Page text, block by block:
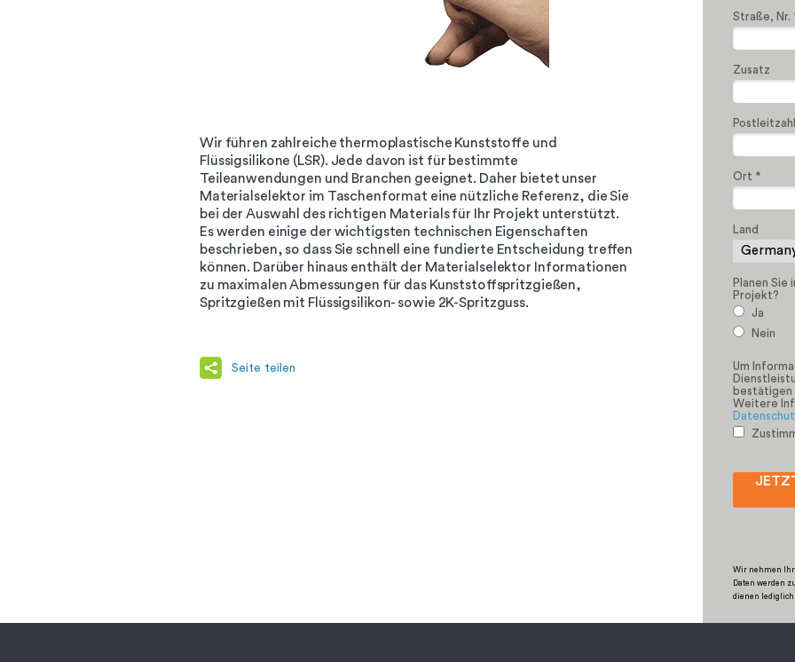
Straße, Nr.
Zusatz
Ort *
Land
Planen Sie
Projekt?
Ja
Nein
Um
bestätigen
Weitere
Wir nehmen
Daten werden
dienen
Seite teilen
Wir führen zahlreiche thermoplastische Kunststoffe und
Flüssigsilikone (LSR). Jede davon ist für bestimmte
Teileanwendungen und Branchen geeignet. Daher bietet unser
Materialselektor im Taschenformat eine nützliche Referenz, die Sie
bei der Auswahl des richtigen Materials für Ihr Projekt unterstützt.
Es werden einige der wichtigsten technischen Eigenschaften
beschrieben, so dass Sie schnell eine fundierte Entscheidung treffen
können. Darüber hinaus enthält der Materialselektor Informationen
zu maximalen Abmessungen für das Kunststoffspritzgießen,
Spritzgießen mit Flüssigsilikon- sowie 2K-Spritzguss.